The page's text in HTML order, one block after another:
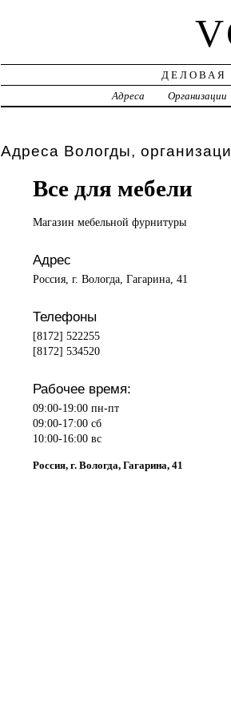
ДЕЛОВАЯ
Адреса
Организации
Адреса Вологды,
Все для мебели
Магазин мебельной фурнитуры
Адрес
Россия, г. Вологда, Гагарина, 41
Телефоны
[8172] 522255
[8172] 534520
Рабочее время:
09:00-19:00 пн-пт
09:00-17:00 сб
10:00-16:00 вс
Россия, г. Вологда, Гагарина, 41